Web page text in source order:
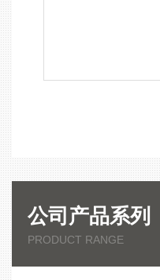
公司产品系列
PRODUCT RANGE